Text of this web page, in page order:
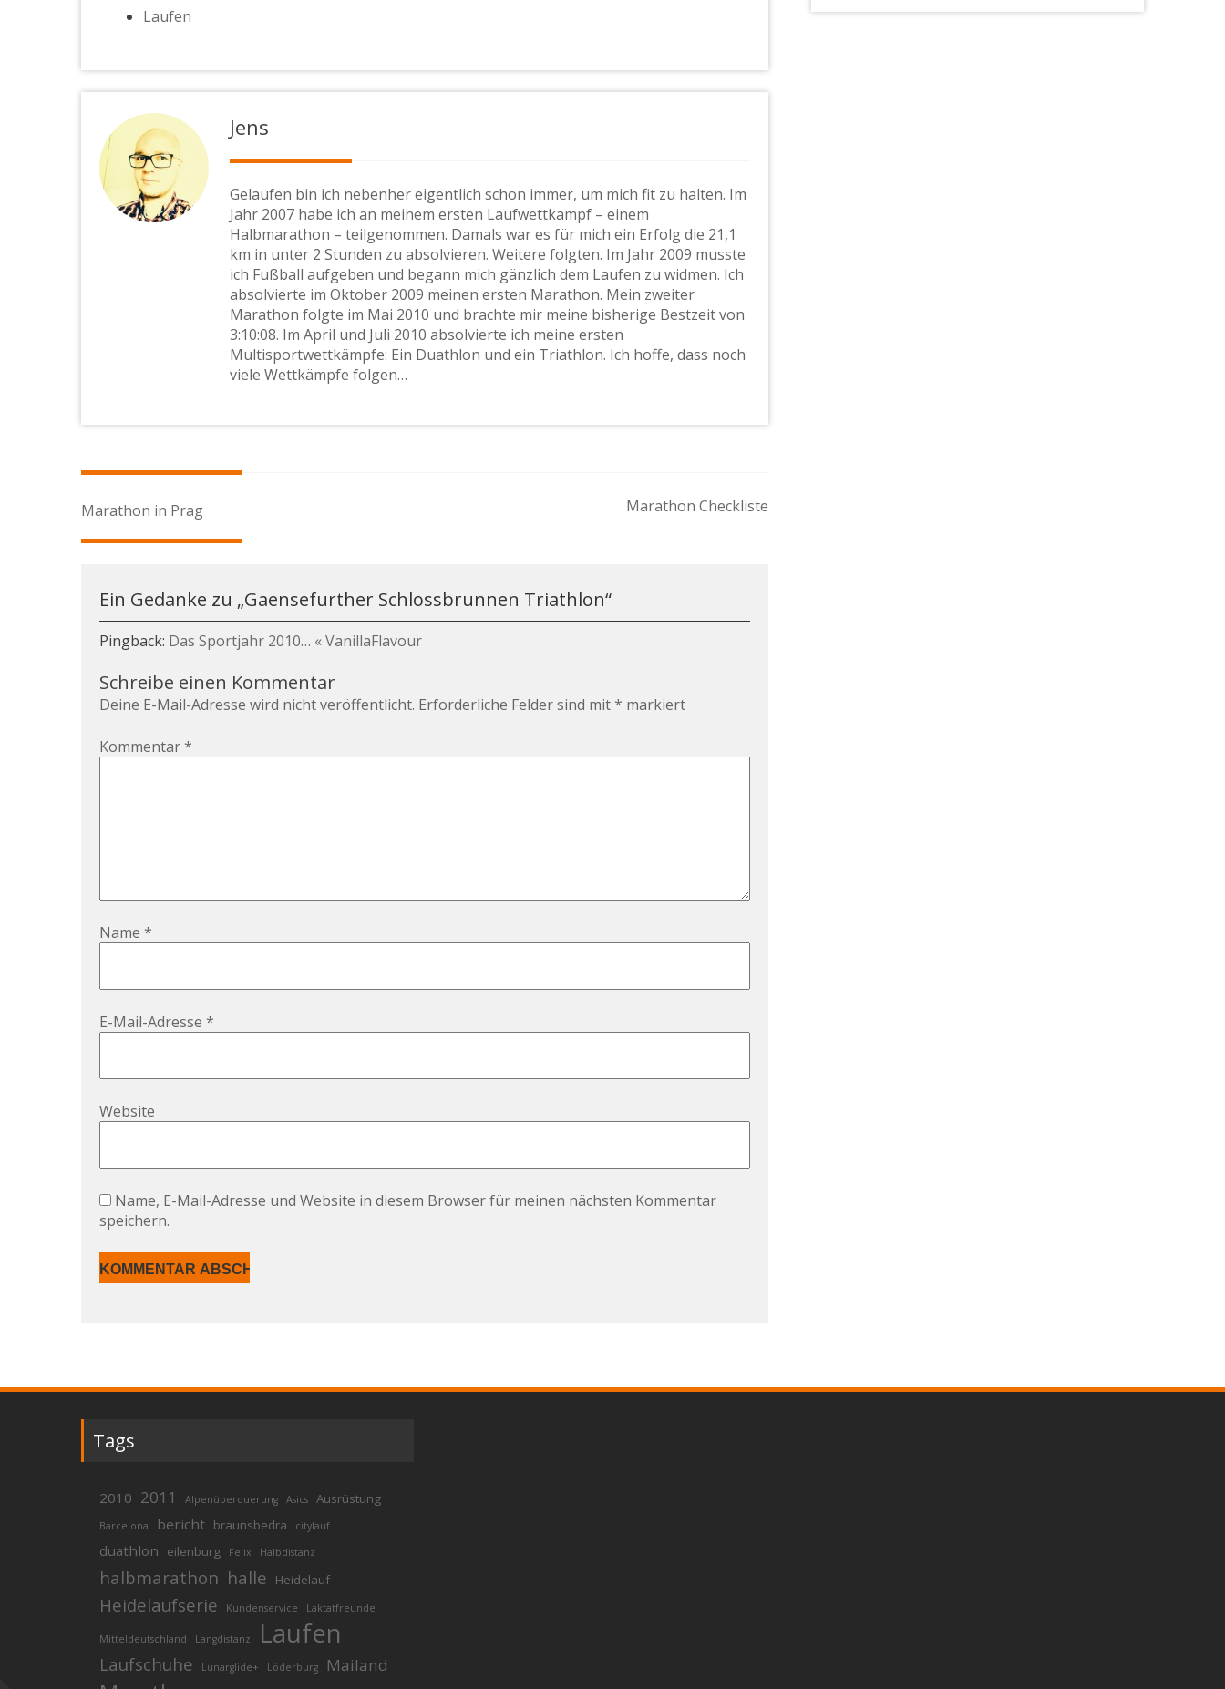
Laufen
Jens
Gelaufen bin ich nebenher eigentlich schon immer, um mich fit zu halten. Im
Jahr 2007 habe ich an meinem ersten Laufwettkampf – einem
Halbmarathon – teilgenommen. Damals war es für mich ein Erfolg die 21,1
km in unter 2 Stunden zu absolvieren. Weitere folgten. Im Jahr 2009 musste
ich Fußball aufgeben und begann mich gänzlich dem Laufen zu widmen. Ich
absolvierte im Oktober 2009 meinen ersten Marathon. Mein zweiter
Marathon folgte im Mai 2010 und brachte mir meine bisherige Bestzeit von
3:10:08. Im April und Juli 2010 absolvierte ich meine ersten
Multisportwettkämpfe: Ein Duathlon und ein Triathlon. Ich hoffe, dass noch
viele Wettkämpfe folgen…
Beitragsnavigation
Marathon in Prag Marathon Checkliste
Ein Gedanke zu „Gaensefurther Schlossbrunnen Triathlon“
Pingback: Das Sportjahr 2010… « VanillaFlavour
Schreibe einen Kommentar
Deine E-Mail-Adresse wird nicht veröffentlicht. Erforderliche Felder sind mit* markiert
Kommentar*
Name *
E-Mail-Adresse *
Website
Name, E-Mail-Adresse und Website in diesem Browser für meinen nächsten Kommentar
speichern.
Tags
2010 2011 Alpenüberquerung Asics Ausrüstung
Barcelona bericht braunsbedra citylauf
duathlon eilenburg Felix Halbdistanz
halbmarathon halle Heidelauf
Heidelaufserie Kundenservice Laktatfreunde
Mitteldeutschland Langdistanz Laufen
Laufschuhe Lunarglide+ Löderburg Mailand